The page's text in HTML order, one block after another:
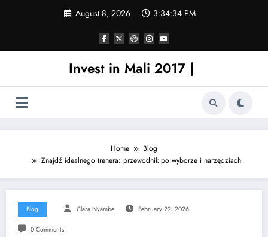
August 8, 2026 3:34:35 PM
Invest in Mali 2017 |
Home
Blog
Znajdź idealnego trenera: przewodnik po wyborze i narzędziach
Blog Clara Nyambe February 22, 2026
0 Comments